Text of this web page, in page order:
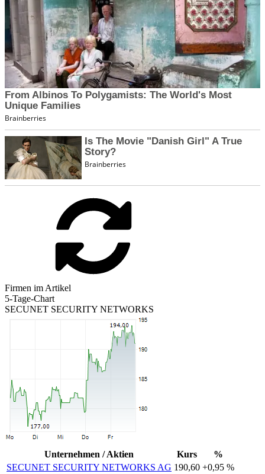
Firmen im Artikel
5-Tage-Chart
SECUNET SECURITY NETWORKS
Unternehmen / Aktien Kurs
%
SECUNET SECURITY NETWORKS AG 190,60 +0,95 %